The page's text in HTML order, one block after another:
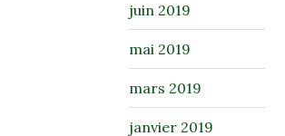
juin 2019
mai 2019
mars 2019
janvier 2019